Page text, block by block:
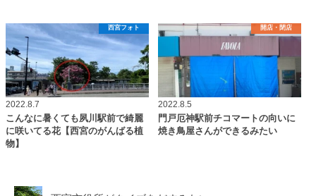
西宮フォト
2022.8.7
こんなに暑くても夙川駅前で綺麗
に咲いてる花【西宮のがんばる植
物】
開店・閉店
2022.8.5
門戸厄神駅前チコマートの向いに
焼き鳥屋さんができるみたい